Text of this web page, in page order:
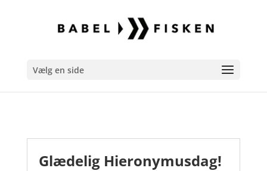
Vælg en side
Glædelig Hieronymusdag!